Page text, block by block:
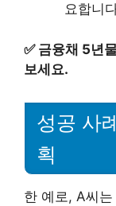
요합니
✅ 금융채 5년
보세요.
성공 사
획
한 예로, A씨